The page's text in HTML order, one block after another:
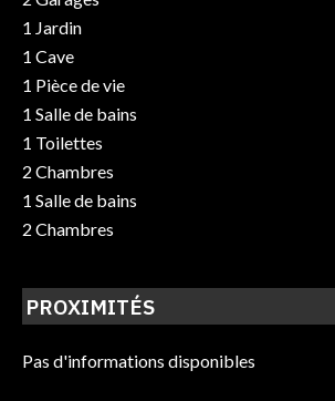
1 Jardin
1 Cave
1 Pièce de vie
1 Salle de bains
1 Toilettes
2 Chambres
1 Salle de bains
2 Chambres
PROXIMITÉS
Pas d'informations disponibles